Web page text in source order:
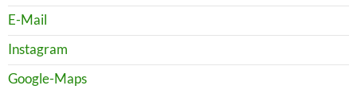
E-Mail
Instagram
Google-Maps